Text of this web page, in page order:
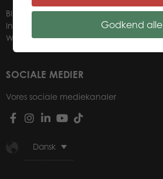
Bliv forhandler
Information til forhandlere
Webbutik login til forhandlere
SOCIALE MEDIER
Vores sociale mediekanaler
Dansk
Godkend alle